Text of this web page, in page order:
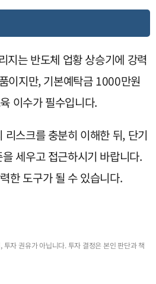
지는 반도체 업황 상승기에 강력
이지만, 기본예탁금 1000만원
이수가 필수입니다.
리스크를 충분히 이해한 뒤, 단기
세우고 접근하시기 바랍니다.
한 도구가 될 수 있습니다.
자 권유가 아닙니다. 투자 결정은 본인 판단과 책